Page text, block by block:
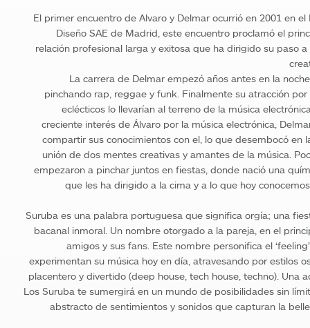
El primer encuentro de Alvaro y Delmar ocurrió en 2001 en
Diseño SAE de Madrid, este encuentro proclamó el
relación profesional larga y exitosa que ha dirigido su paso
La carrera de Delmar empezó años antes en la
pinchando rap, reggae y funk. Finalmente su atracción por
eclécticos lo llevarían al terreno de la música
creciente interés de Álvaro por la música electrónica,
compartir sus conocimientos con el, lo que desembocó en
unión de dos mentes creativas y amantes de la música.
empezaron a pinchar juntos en fiestas, donde nació una
que les ha dirigido a la cima y a lo que hoy
Suruba es una palabra portuguesa que significa orgía; una
bacanal inmoral. Un nombre otorgado a la pareja, en el
amigos y sus fans. Este nombre personifica el
experimentan su música hoy en día, atravesando por estilos
placentero y divertido (deep house, tech house, techno). Una
Los Suruba te sumergirá en un mundo de posibilidades sin
abstracto de sentimientos y sonidos que capturan la